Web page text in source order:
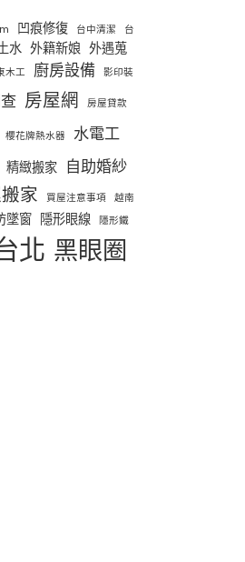
凹痕修復 台中清潔
台
水 外籍新娘 外遇蒐
木工 廚房設備 影印裝
房屋網 房屋貸款
櫻花牌熱水器
水電工
精緻搬家 自助婚紗
家 買屋注意事項 越南
墜窗 隱形眼線 隱形鐵
北 黑眼圈